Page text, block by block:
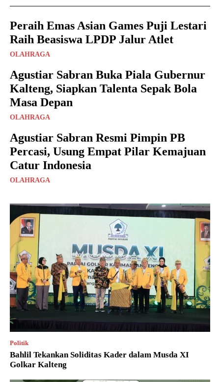
Peraih Emas Asian Games Puji Lestari
Raih Beasiswa LPDP Jalur Atlet
OLAHRAGA
Agustiar Sabran Buka Piala Gubernur
Kalteng, Siapkan Talenta Sepak Bola
Masa Depan
OLAHRAGA
Agustiar Sabran Resmi Pimpin PB
Percasi, Usung Empat Pilar Kemajuan
Catur Indonesia
OLAHRAGA
Politik
Bahlil Tekankan Soliditas Kader dalam Musda XI
Golkar Kalteng